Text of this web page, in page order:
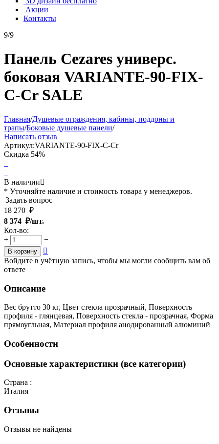
Акции
Контакты
9/9
Панель Cezares универс.
боковая VARIANTE-90-FIX-
C-Cr SALE
Главная/Душевые ограждения, кабины, поддоны и
трапы/Боковые душевые панели/
Написать отзыв
Артикул:VARIANTE-90-FIX-C-Cr
Скидка 54%
В наличии
* Уточняйте наличие и стоимость товара у менеджеров.
Задать вопрос
18 270 ₽
8 374 ₽/шт.
Кол-во:
+
−
В корзину

Войдите в учётную запись, чтобы мы могли сообщить вам об
ответе
Описание
Вес брутто 30 кг, Цвет стекла прозрачный, Поверхность
профиля - глянцевая, Поверхность стекла - прозрачная, Форма
прямоугльная, Материал профиля анодированный алюминий
Особенности
Основные характеристики (все категории)
Страна :
Италия
Отзывы
Отзывы не найдены